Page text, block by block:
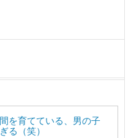
を育てている、男の子
る（笑）